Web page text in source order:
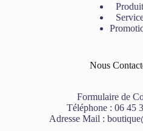
Nous
Formulaire de
Téléphone : 06 45
Adresse Mail :